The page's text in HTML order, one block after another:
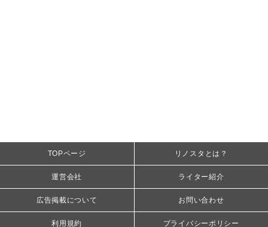
TOPページ リノスタとは？
運営会社 ライター紹介
広告掲載について お問い合わせ
利用規約 プライバシーポリシー